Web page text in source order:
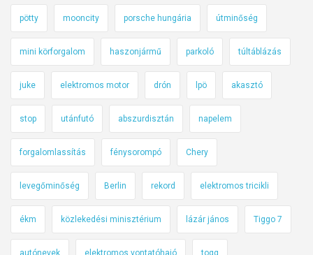
pötty mooncity porsche hungária útminőség
mini körforgalom haszonjármű parkoló túltáblázás
juke elektromos motor drón lpö akasztó
stop utánfutó abszurdisztán napelem
forgalomlassítás fénysorompó Chery
levegőminőség Berlin rekord elektromos tricikli
ékm közlekedési minisztérium lázár jános Tiggo 7
autónevek elektromos vontatóhajó togg